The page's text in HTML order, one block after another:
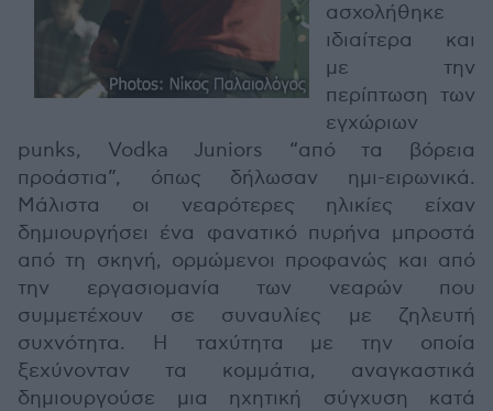
ασχολήθηκε
ιδιαίτερα και
με την
περίπτωση των
εγχώριων
punks, Vodka Juniors “από τα βόρεια
προάστια”, όπως δήλωσαν ημι-ειρωνικά.
Μάλιστα οι νεαρότερες ηλικίες είχαν
δημιουργήσει ένα φανατικό πυρήνα μπροστά
από τη σκηνή, ορμώμενοι προφανώς και από
την εργασιομανία των νεαρών που
συμμετέχουν σε συναυλίες με ζηλευτή
συχνότητα. Η ταχύτητα με την οποία
ξεχύνονταν τα κομμάτια, αναγκαστικά
δημιουργούσε μια ηχητική σύγχυση κατά